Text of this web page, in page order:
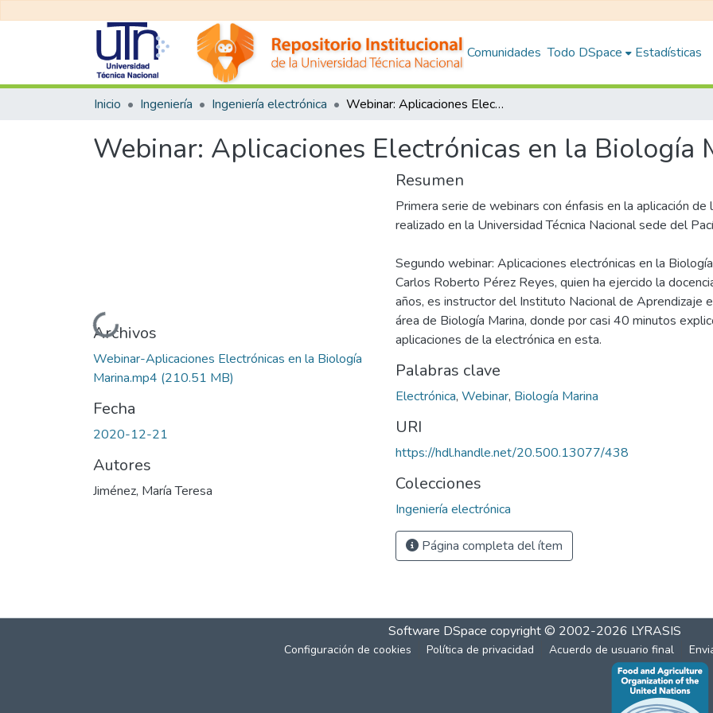
Comunidades Todo DSpace Estadísticas
Inicio Ingeniería Ingeniería electrónica Webinar: Aplicaciones Electrónicas en la Biología Marina
Webinar: Aplicaciones Electrónicas en la Biología
Cargando...
Archivos
Webinar-Aplicaciones Electrónicas en la Biología
Marina.mp4 (210.51 MB)
Fecha
2020-12-21
Autores
Jiménez, María Teresa
Resumen
Primera serie de webinars con énfasis en la aplicación de
realizado en la Universidad Técnica Nacional sede del
Segundo webinar: Aplicaciones electrónicas en la
Carlos Roberto Pérez Reyes, quien ha ejercido la
años, es instructor del Instituto Nacional de Aprendizaje
área de Biología Marina, donde por casi 40 minutos
aplicaciones de la electrónica en esta.
Palabras clave
Electrónica, Webinar, Biología Marina
URI
https://hdl.handle.net/20.500.13077/438
Colecciones
Ingeniería electrónica
Página completa del ítem
Software DSpace copyright © 2002-2026 LYRASIS
Configuración de cookies Política de privacidad Acuerdo de usuario final